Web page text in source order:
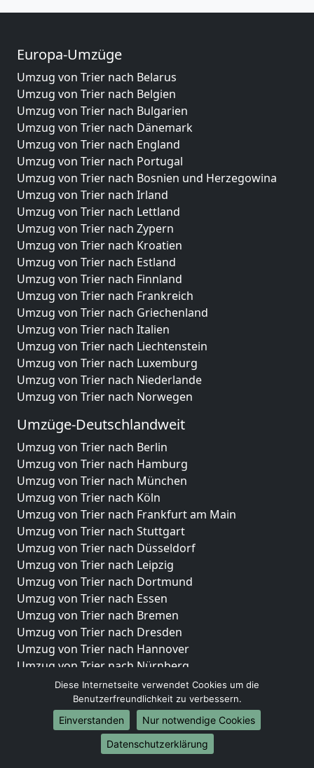
Europa-Umzüge
Umzug von Trier nach Belarus
Umzug von Trier nach Belgien
Umzug von Trier nach Bulgarien
Umzug von Trier nach Dänemark
Umzug von Trier nach England
Umzug von Trier nach Portugal
Umzug von Trier nach Bosnien und Herzegowina
Umzug von Trier nach Irland
Umzug von Trier nach Lettland
Umzug von Trier nach Zypern
Umzug von Trier nach Kroatien
Umzug von Trier nach Estland
Umzug von Trier nach Finnland
Umzug von Trier nach Frankreich
Umzug von Trier nach Griechenland
Umzug von Trier nach Italien
Umzug von Trier nach Liechtenstein
Umzug von Trier nach Luxemburg
Umzug von Trier nach Niederlande
Umzug von Trier nach Norwegen
Umzüge-Deutschlandweit
Umzug von Trier nach Berlin
Umzug von Trier nach Hamburg
Umzug von Trier nach München
Umzug von Trier nach Köln
Umzug von Trier nach Frankfurt am Main
Umzug von Trier nach Stuttgart
Umzug von Trier nach Düsseldorf
Umzug von Trier nach Leipzig
Umzug von Trier nach Dortmund
Umzug von Trier nach Essen
Umzug von Trier nach Bremen
Umzug von Trier nach Dresden
Umzug von Trier nach Hannover
Umzug von Trier nach Nürnberg
Umzug von Trier nach Duisburg
Umzug von Trier nach Bochum
Umzug von Trier nach Wuppertal
Umzug von Trier nach Bielefeld
Umzug von Trier nach Bonn
Diese Internetseite verwendet Cookies um die
Benutzerfreundlichkeit zu verbessern.
Einverstanden
Nur notwendige Cookies
Datenschutzerklärung